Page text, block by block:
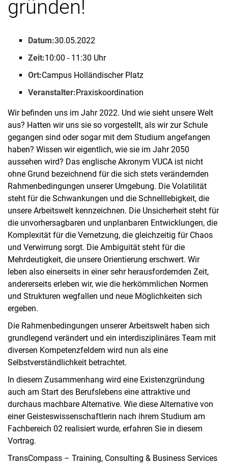
grün­den!
Datum:30.05.2022
Zeit:10:00 - 11:30 Uhr
Ort:Campus Holländischer Platz
Veranstalter:Praxiskoordination
Wir befinden uns im Jahr 2022. Und wie sieht unsere Welt
aus? Hatten wir uns sie so vorgestellt, als wir zur Schule
gegangen sind oder sogar mit dem Studium angefangen
haben? Wissen wir eigentlich, wie sie im Jahr 2050
aussehen wird? Das englische Akronym VUCA ist nicht
ohne Grund bezeichnend für die sich stets verändernden
Rahmenbedingungen unserer Umgebung. Die Volatilität
steht für die Schwankungen und die Schnelllebigkeit, die
unsere Arbeitswelt kennzeichnen. Die Unsicherheit steht für
die unvorhersagbaren und unplanbaren Entwicklungen, die
Komplexität für die Vernetzung, die gleichzeitig für Chaos
und Verwirrung sorgt. Die Ambiguität steht für die
Mehrdeutigkeit, die unsere Orientierung erschwert. Wir
leben also einerseits in einer sehr herausfordernden Zeit,
andererseits erleben wir, wie die herkömmlichen Normen
und Strukturen wegfallen und neue Möglichkeiten sich
ergeben.
Die Rahmenbedingungen unserer Arbeitswelt haben sich
grundlegend verändert und ein interdisziplinäres Team mit
diversen Kompetenzfeldern wird nun als eine
Selbstverständlichkeit betrachtet.
In diesem Zusammenhang wird eine Existenzgründung
auch am Start des Berufslebens eine attraktive und
durchaus machbare Alternative. Wie diese Alternative von
einer Geisteswissenschaftlerin nach ihrem Studium am
Fachbereich 02 realisiert wurde, erfahren Sie in diesem
Vortrag.
TransCompass – Training, Consulting & Business Services